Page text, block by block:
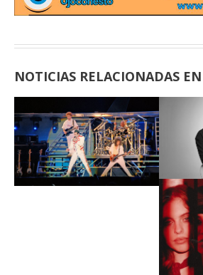
NOTICIAS RELACIONADAS